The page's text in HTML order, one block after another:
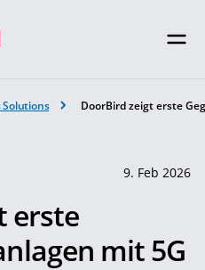
Solutions DoorBird zeigt erste
9. Feb 2026
erste
mit 5G